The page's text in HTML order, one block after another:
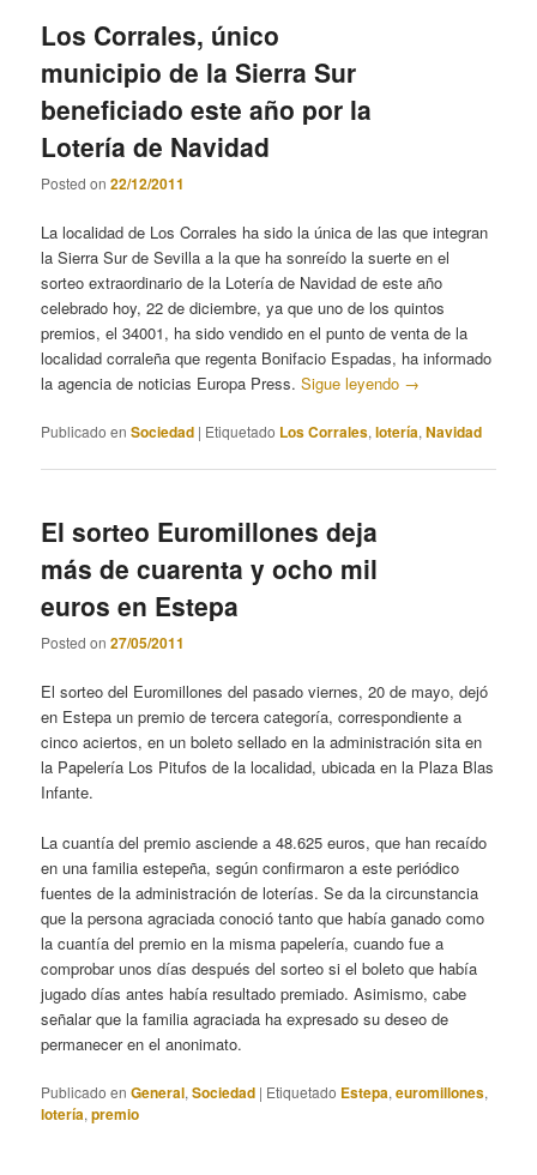
Los Corrales, único
municipio de la Sierra Sur
beneficiado este año por la
Lotería de Navidad
Posted on22/12/2011
La localidad de Los Corrales ha sido la única de las que integran
la Sierra Sur de Sevilla a la que ha sonreído la suerte en el
sorteo extraordinario de la Lotería de Navidad de este año
celebrado hoy, 22 de diciembre, ya que uno de los quintos
premios, el 34001, ha sido vendido en el punto de venta de la
localidad corraleña que regenta Bonifacio Espadas, ha informado
la agencia de noticias Europa Press.Sigue leyendo →
Publicado en Sociedad | Etiquetado Los Corrales,lotería,Navidad
El sorteo Euromillones deja
más de cuarenta y ocho mil
euros en Estepa
Posted on27/05/2011
El sorteo del Euromillones del pasado viernes, 20 de mayo, dejó
en Estepa un premio de tercera categoría, correspondiente a
cinco aciertos, en un boleto sellado en la administración sita en
la Papelería Los Pitufos de la localidad, ubicada en la Plaza Blas
Infante.
La cuantía del premio asciende a 48.625 euros, que han recaído
en una familia estepeña, según confirmaron a este periódico
fuentes de la administración de loterías. Se da la circunstancia
que la persona agraciada conoció tanto que había ganado como
la cuantía del premio en la misma papelería, cuando fue a
comprobar unos días después del sorteo si el boleto que había
jugado días antes había resultado premiado. Asimismo, cabe
señalar que la familia agraciada ha expresado su deseo de
permanecer en el anonimato.
Publicado en General,Sociedad | Etiquetado Estepa,euromillones,
lotería,premio